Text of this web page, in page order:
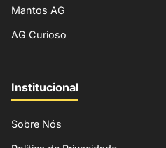
Mantos AG
AG Curioso
Institucional
Sobre Nós